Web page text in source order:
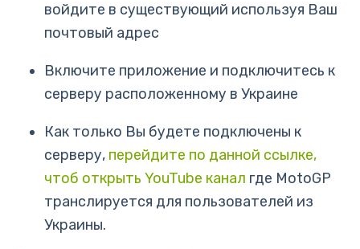
войдите в существующий используя Ваш
почтовый адрес
Включите приложение и подключитесь к
серверу расположенному в Украине
Как только Вы будете подключены к
серверу, перейдите по данной ссылке,
чтоб открыть YouTube канал где MotoGP
транслируется для пользователей из
Украины.